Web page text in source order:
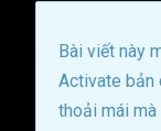
Bài viết này
Activate bản
thoải mái